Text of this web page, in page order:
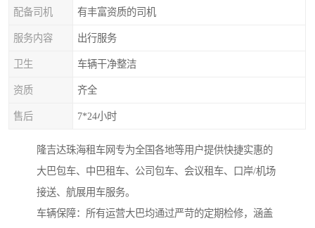
配备司机 有丰富资质的司机
服务内容 出行服务
卫生 车辆干净整洁
资质 齐全
售后 7*24小时
隆吉达珠海租车网专为全国各地等用户提供快捷实惠的
大巴包车、中巴租车、公司包车、会议租车、口岸/机场
接送、航展用车服务。
车辆保障：所有运营大巴均通过严苛的定期检修，涵盖